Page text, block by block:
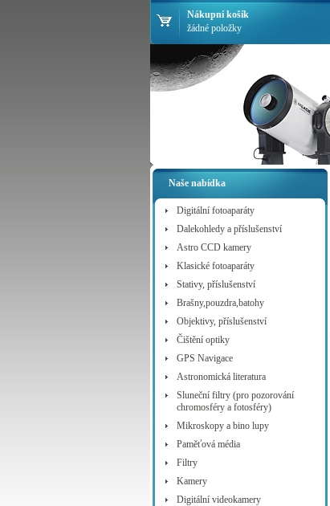
Naše nabídka
Digitální fotoaparáty
Dalekohledy a příslušenství
Astro CCD kamery
Klasické fotoaparáty
Stativy, příslušenství
Brašny,pouzdra,batohy
Objektivy, příslušenství
Čištění optiky
GPS Navigace
Astronomická literatura
Sluneční filtry (pro pozorování
chromosféry a fotosféry)
Mikroskopy a bino lupy
Paměťová média
Filtry
Kamery
Digitální videokamery
Nákupní košík
žádné položky